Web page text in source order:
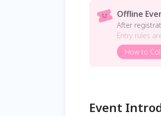
Offline
After
Entry rules
How to
Event